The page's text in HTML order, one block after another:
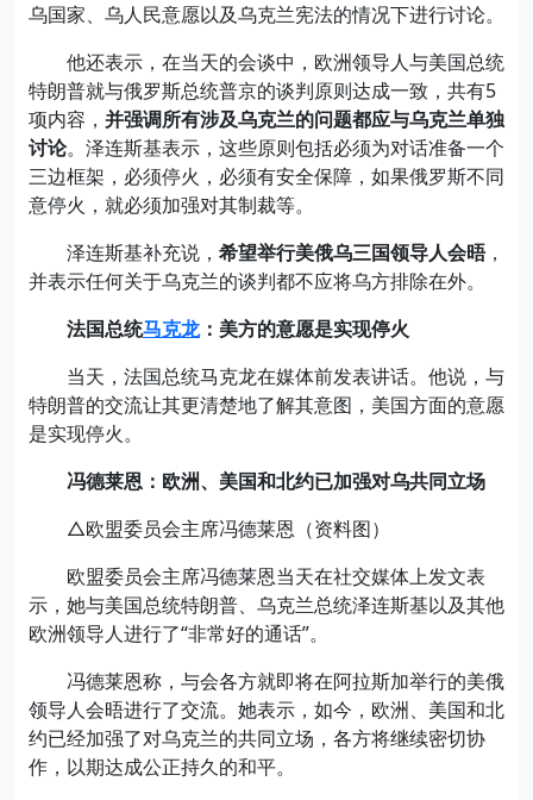
乌国家、乌人民意愿以及乌克兰宪法的情况下进行讨论。
他还表示，在当天的会谈中，欧洲领导人与美国总统
特朗普就与俄罗斯总统普京的谈判原则达成一致，共有5
项内容， 并强调所有涉及乌克兰的问题都应与乌克兰单独
讨论。泽连斯基表示，这些原则包括必须为对话准备一个
三边框架，必须停火，必须有安全保障，如果俄罗斯不同
意停火，就必须加强对其制裁等。
泽连斯基补充说， 希望举行美俄乌三国领导人会晤，
并表示任何关于乌克兰的谈判都不应将乌方排除在外。
法国总统马克龙：美方的意愿是实现停火
当天，法国总统马克龙在媒体前发表讲话。他说，与
特朗普的交流让其更清楚地了解其意图，美国方面的意愿
是实现停火。
冯德莱恩：欧洲、美国和北约已加强对乌共同立场
△欧盟委员会主席冯德莱恩（资料图）
欧盟委员会主席冯德莱恩当天在社交媒体上发文表
示，她与美国总统特朗普、乌克兰总统泽连斯基以及其他
欧洲领导人进行了“非常好的通话”。
冯德莱恩称，与会各方就即将在阿拉斯加举行的美俄
领导人会晤进行了交流。她表示，如今，欧洲、美国和北
约已经加强了对乌克兰的共同立场，各方将继续密切协
作，以期达成公正持久的和平。